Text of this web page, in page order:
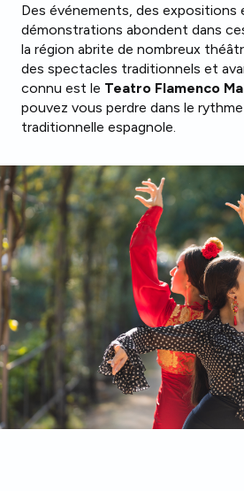
Des événements, des expositions
démonstrations abondent dans
la région abrite de nombreux
des spectacles traditionnels et
connu est le Teatro Flamenco
pouvez vous perdre dans le
traditionnelle espagnole.